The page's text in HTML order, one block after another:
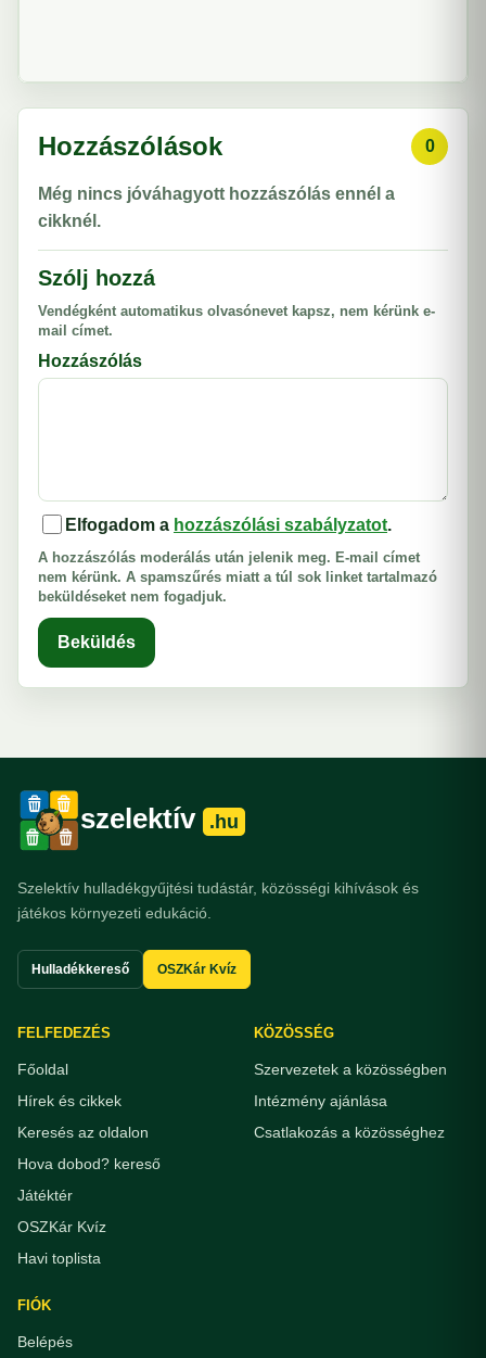
Hozzászólások 0
Még nincs jóváhagyott hozzászólás ennél a
cikknél.
Szólj hozzá
Vendégként automatikus olvasónevet kapsz, nem kérünk e-
mail címet.
Hozzászólás
Elfogadom a hozzászólási szabályzatot.
A hozzászólás moderálás után jelenik meg. E-mail címet
nem kérünk. A spamszűrés miatt a túl sok linket tartalmazó
beküldéseket nem fogadjuk.
Beküldés
szelektív .hu
Szelektív hulladékgyűjtési tudástár, közösségi kihívások és
játékos környezeti edukáció.
Hulladékkereső OSZKár Kvíz
FELFEDEZÉS
Főoldal
Hírek és cikkek
Keresés az oldalon
Hova dobod? kereső
Játéktér
OSZKár Kvíz
Havi toplista
KÖZÖSSÉG
Szervezetek a közösségben
Intézmény ajánlása
Csatlakozás a közösséghez
FIÓK
Belépés